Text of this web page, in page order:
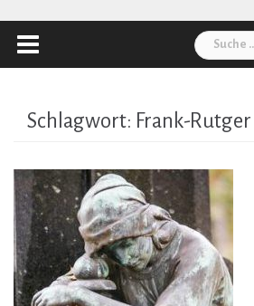
Suche
nach:
Schlagwort: Frank-